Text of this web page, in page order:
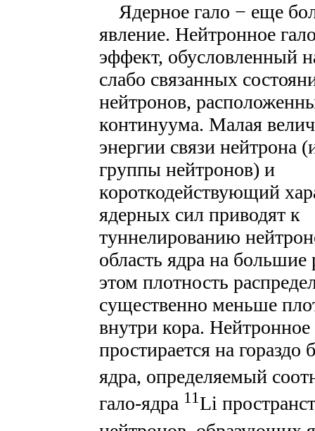
Ядерное гало − еще
явление. Нейтронное
эффект, обусловленный
слабо связанных
нейтронов,
континуума. Малая
энергии связи нейтрона
группы нейтронов) и
короткодействующий
ядерных сил приводят к
туннелированию
область ядра на большие
этом плотность
существенно меньше
внутри кора.
простирается на
ядра, определяемый
гало-ядра 11Li